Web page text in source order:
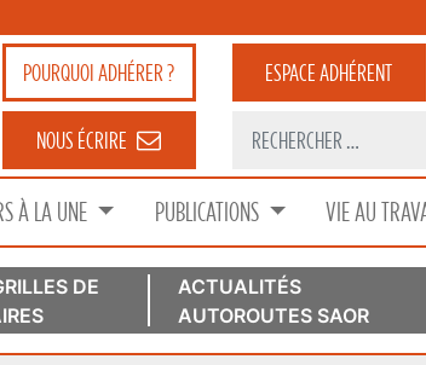
POURQUOIADHÉRER ? ESPACEADHÉRENT
NOUS ÉCRIRE
À LA UNE PUBLICATIONS VIE AU
DE
ACTUALITÉS
AUTOROUTES SAOR